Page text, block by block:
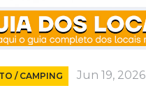
/ CAMPING Jun 19, 2026